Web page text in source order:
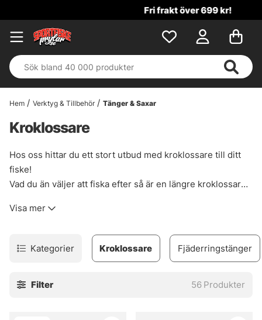
Fri frakt över 699 kr!
Hem Verktyg & Tillbehör Tänger & Saxar
Kroklossare
Hos oss hittar du ett stort utbud med kroklossare till ditt
fiske!
Vad du än väljer att fiska efter så är en längre kroklossare
med flera krokar. Varken du väljer att kroka av i håv eller
att sätta fingrarnas liv på spel.
så kan alternativen nedan vara något att spana in.
Visa mer
Kategorier Fjäderringstänger
Kroklossare
Filter 56 Produkter